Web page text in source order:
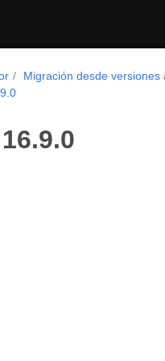
Migración desde versiones